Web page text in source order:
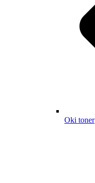
Oki toner